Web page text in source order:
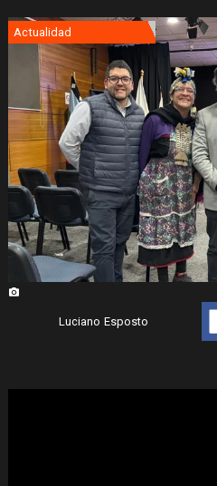
Actualidad
Luciano Esposto